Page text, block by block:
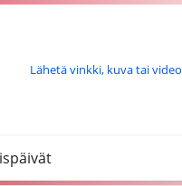
Lähetä vinkki, kuva tai video